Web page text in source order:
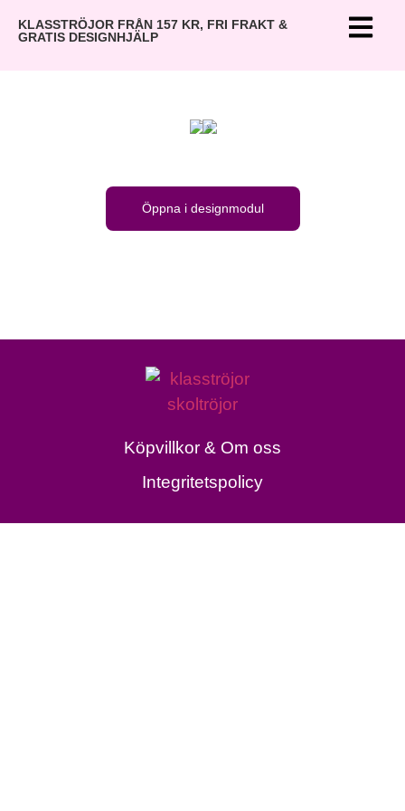
KLASSTRÖJOR FRÅN 157 KR, FRI FRAKT &
GRATIS DESIGNHJÄLP
Öppna i designmodul
Köpvillkor & Om oss
Integritetspolicy